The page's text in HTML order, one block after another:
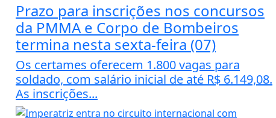
Prazo para inscrições nos concursos
da PMMA e Corpo de Bombeiros
termina nesta sexta-feira (07)
Os certames oferecem 1.800 vagas para
soldado, com salário inicial de até R$ 6.149,08.
As inscrições...